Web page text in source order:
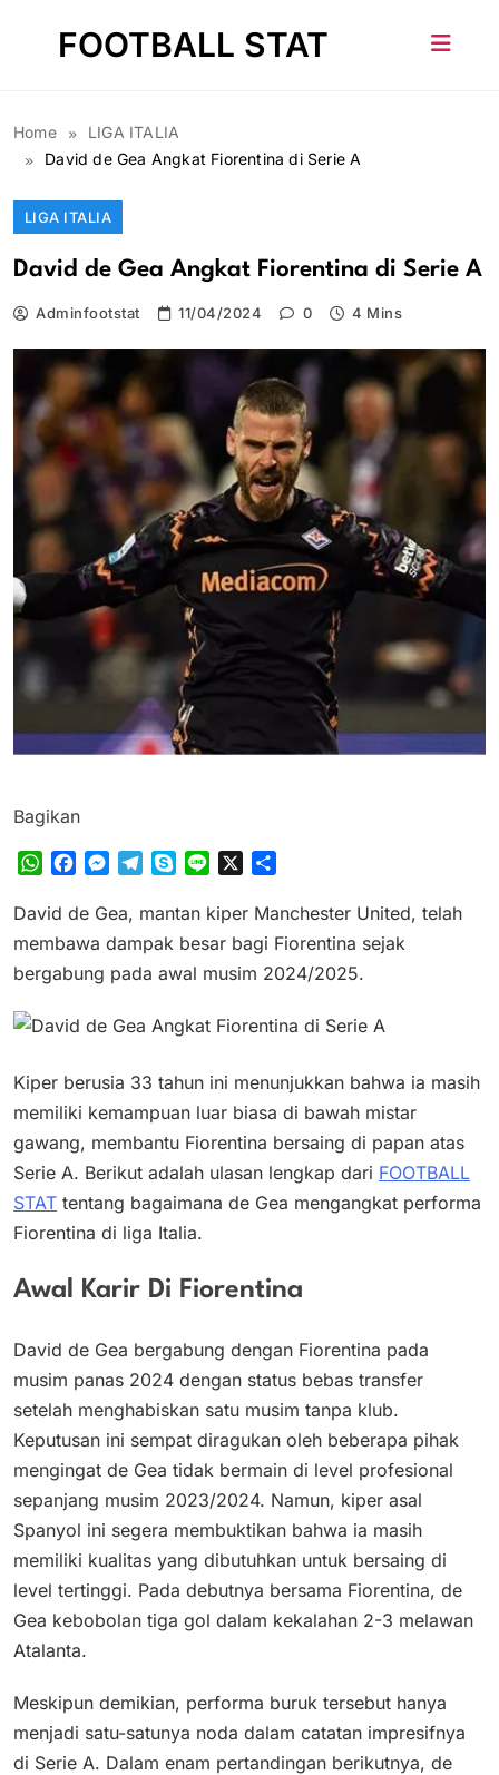
FOOTBALL STAT
Home
LIGA ITALIA
David de Gea Angkat Fiorentina di Serie A
LIGA ITALIA
David de Gea Angkat Fiorentina di Serie A
Adminfootstat 11/04/2024 0 4 Mins
Bagikan
WhatsApp
FacebookMessenger
TelegramSkypeLine
David de Gea, mantan kiper Manchester United, telah
membawa dampak besar bagi Fiorentina sejak
bergabung pada awal musim 2024/2025.
Kiper berusia 33 tahun ini menunjukkan bahwa ia masih
memiliki kemampuan luar biasa di bawah mistar
gawang, membantu Fiorentina bersaing di papan atas
Serie A. Berikut adalah ulasan lengkap dari FOOTBALL
STAT tentang bagaimana de Gea mengangkat performa
Fiorentina di liga Italia.
Awal Karir Di Fiorentina
David de Gea bergabung dengan Fiorentina pada
musim panas 2024 dengan status bebas transfer
setelah menghabiskan satu musim tanpa klub.
Keputusan ini sempat diragukan oleh beberapa pihak
mengingat de Gea tidak bermain di level profesional
sepanjang musim 2023/2024. Namun, kiper asal
Spanyol ini segera membuktikan bahwa ia masih
memiliki kualitas yang dibutuhkan untuk bersaing di
level tertinggi. Pada debutnya bersama Fiorentina, de
Gea kebobolan tiga gol dalam kekalahan 2-3 melawan
Atalanta.
Meskipun demikian, performa buruk tersebut hanya
menjadi satu-satunya noda dalam catatan impresifnya
di Serie A. Dalam enam pertandingan berikutnya, de